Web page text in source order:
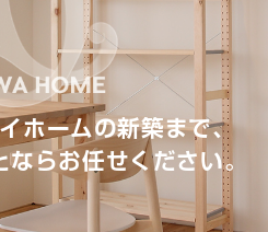
ホームの新築まで、
らお任せください。